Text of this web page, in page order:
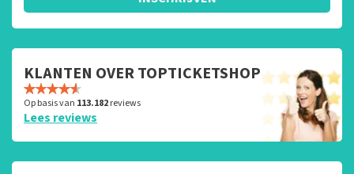
KLANTEN OVER TOPTICKETSHOP
Op basis van 113.182reviews
Lees reviews